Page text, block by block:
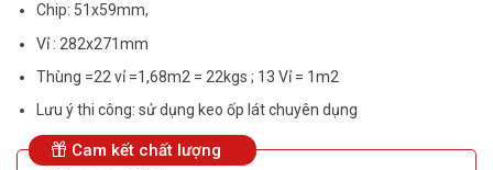
Chip: 51x59mm,
Vỉ : 282x271mm
Thùng =22 vỉ =1,68m2 = 22kgs ; 13 Vỉ = 1m2
Lưu ý thi công: sử dụng keo ốp lát chuyên dụng
Cam kết chất lượng